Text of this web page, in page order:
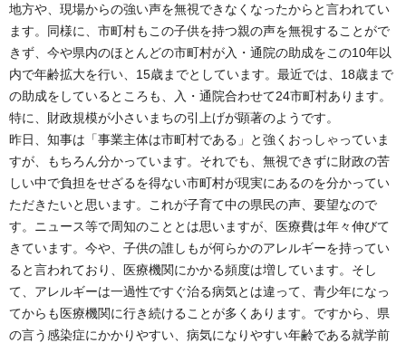
地方や、現場からの強い声を無視できなくなったからと言われてい
ます。同様に、市町村もこの子供を持つ親の声を無視することがで
きず、今や県内のほとんどの市町村が入・通院の助成をこの10年以
内で年齢拡大を行い、15歳までとしています。最近では、18歳まで
の助成をしているところも、入・通院合わせて24市町村あります。
特に、財政規模が小さいまちの引上げが顕著のようです。
昨日、知事は「事業主体は市町村である」と強くおっしゃっていま
すが、もちろん分かっています。それでも、無視できずに財政の苦
しい中で負担をせざるを得ない市町村が現実にあるのを分かってい
ただきたいと思います。これが子育て中の県民の声、要望なので
す。ニュース等で周知のこととは思いますが、医療費は年々伸びて
きています。今や、子供の誰しもが何らかのアレルギーを持ってい
ると言われており、医療機関にかかる頻度は増しています。そし
て、アレルギーは一過性ですぐ治る病気とは違って、青少年になっ
てからも医療機関に行き続けることが多くあります。ですから、県
の言う感染症にかかりやすい、病気になりやすい年齢である就学前